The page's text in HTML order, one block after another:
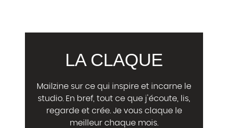
LA CLAQUE
Mailzine sur ce qui inspire et incarne le
studio. En bref, tout ce que j'écoute, lis,
regarde et crée. Je vous claque le
meilleur chaque mois.